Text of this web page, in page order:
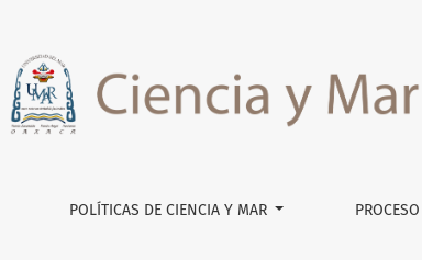
POLÍTICAS DE CIENCIA Y MAR